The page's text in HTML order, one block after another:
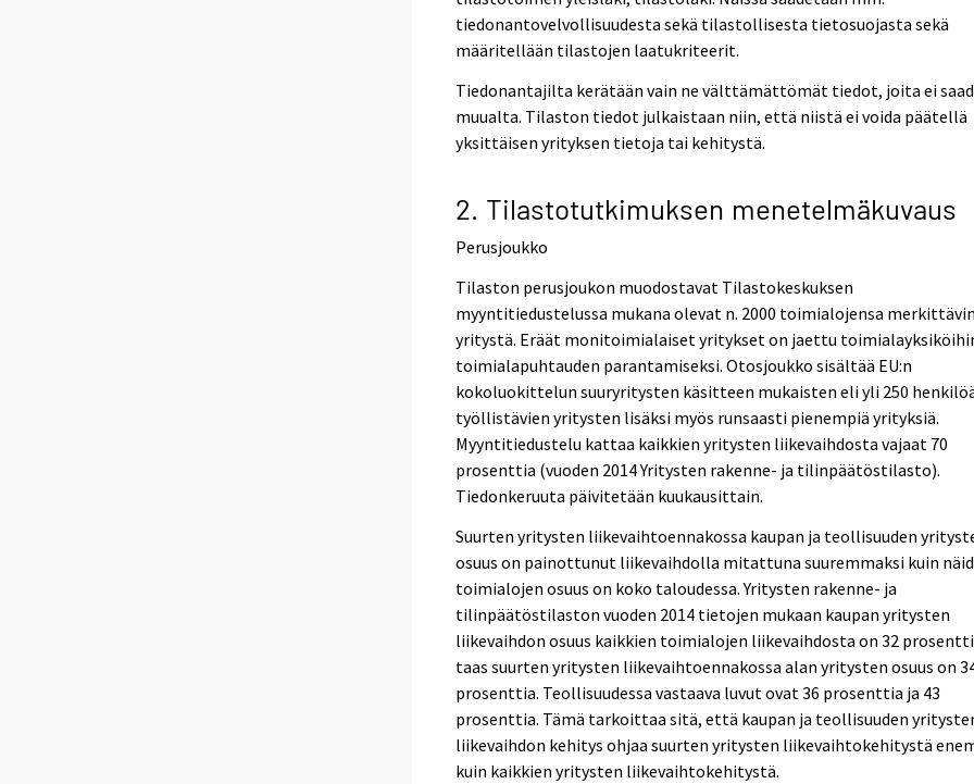
tiedonantovelvollisuudesta sekä tilastollisesta tietosuojasta sekä
määritellään tilastojen laatukriteerit.
Tiedonantajilta kerätään vain ne välttämättömät tiedot, joita ei
muualta. Tilaston tiedot julkaistaan niin, että niistä ei voida päätellä
yksittäisen yrityksen tietoja tai kehitystä.
2. Tilastotutkimuksen menetelmäkuvaus
Perusjoukko
Tilaston perusjoukon muodostavat Tilastokeskuksen
myyntitiedustelussa mukana olevat n. 2000 toimialojensa
yritystä. Eräät monitoimialaiset yritykset on jaettu
toimialapuhtauden parantamiseksi. Otosjoukko sisältää EU:n
kokoluokittelun suuryritysten käsitteen mukaisten eli yli 250
työllistävien yritysten lisäksi myös runsaasti pienempiä yrityksiä.
Myyntitiedustelu kattaa kaikkien yritysten liikevaihdosta vajaat 70
prosenttia (vuoden 2014 Yritysten rakenne- ja tilinpäätöstilasto).
Tiedonkeruuta päivitetään kuukausittain.
Suurten yritysten liikevaihtoennakossa kaupan ja teollisuuden
osuus on painottunut liikevaihdolla mitattuna suuremmaksi kuin
toimialojen osuus on koko taloudessa. Yritysten rakenne- ja
tilinpäätöstilaston vuoden 2014 tietojen mukaan kaupan yritysten
liikevaihdon osuus kaikkien toimialojen liikevaihdosta on 32
taas suurten yritysten liikevaihtoennakossa alan yritysten osuus on
prosenttia. Teollisuudessa vastaava luvut ovat 36 prosenttia ja 43
prosenttia. Tämä tarkoittaa sitä, että kaupan ja teollisuuden
liikevaihdon kehitys ohjaa suurten yritysten liikevaihtokehitystä
kuin kaikkien yritysten liikevaihtokehitystä.